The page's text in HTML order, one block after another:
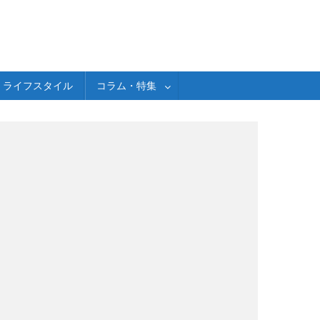
ライフスタイル コラム・特集